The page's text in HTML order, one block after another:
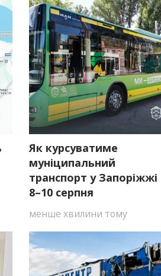
Як курсуватиме
муніципальний
транспорт у Запоріжжі
8–10 серпня
менше хвилини тому